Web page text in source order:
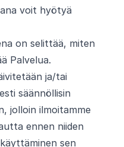
voit hyötyä
on selittää, miten
Palvelua.
ja/tai
säännöllisin
jolloin ilmoitamme
ennen niiden
sen